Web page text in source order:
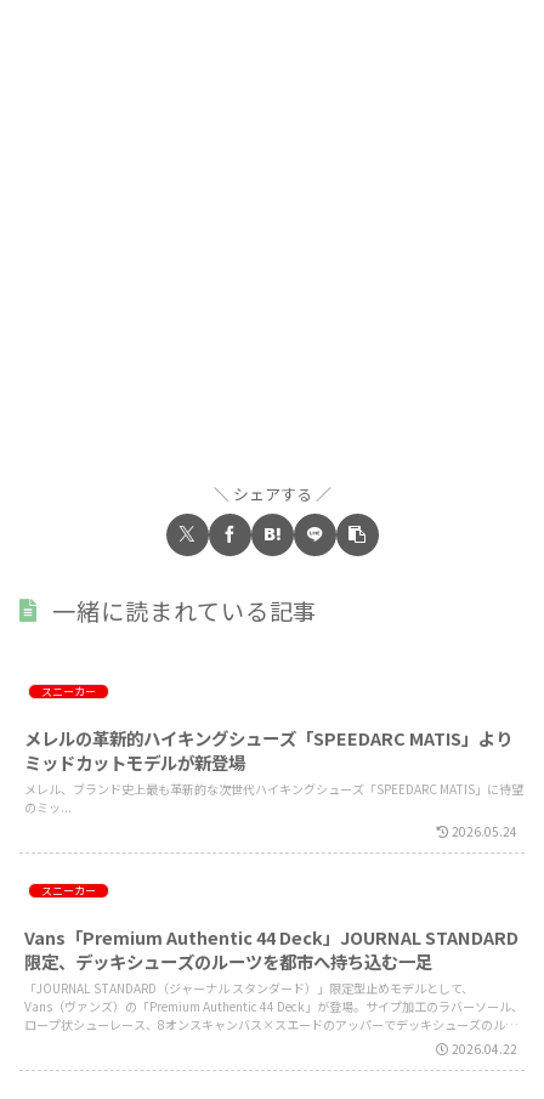
シェアする
一緒に読まれている記事
スニーカー
メレルの革新的ハイキングシューズ「SPEEDARC MATIS」より
ミッドカットモデルが新登場
メレル、ブランド史上最も革新的な次世代ハイキングシューズ「SPEEDARC MATIS」に待望
のミッ...
2026.05.24
スニーカー
Vans「Premium Authentic 44 Deck」JOURNAL STANDARD
限定、デッキシューズのルーツを都市へ持ち込む一足
「JOURNAL STANDARD（ジャーナル スタンダード）」限定型止めモデルとして、
Vans（ヴァンズ）の「Premium Authentic 44 Deck」が登場。サイプ加工のラバーソール、
ロープ状シューレース、8オンスキャンバス×スエードのアッパーでデッキシューズのルー
2026.04.22